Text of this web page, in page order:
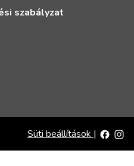
szabályzat
Süti beállítások |